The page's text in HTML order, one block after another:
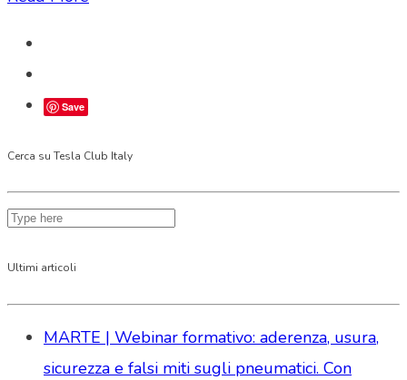
Save
Cerca su Tesla Club Italy
Ultimi articoli
MARTE | Webinar formativo: aderenza, usura,
sicurezza e falsi miti sugli pneumatici. Con